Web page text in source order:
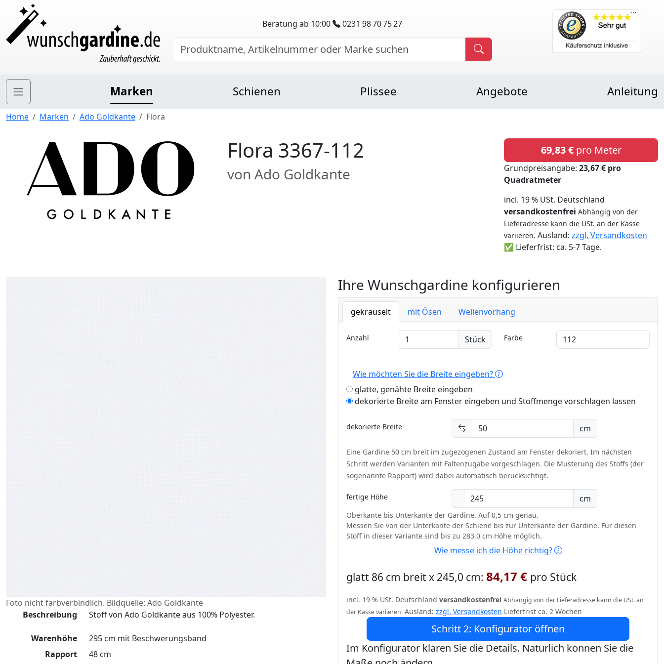
Beratung ab 10:00 0231 98 70 75 27
Marken Schienen Plissee Angebote Anleitung
Home Marken Ado Goldkante Flora
Flora 3367-112
von Ado Goldkante
69,83 €pro Meter
Grundpreisangabe: 23,67 € pro
Quadratmeter
incl. 19 % USt. Deutschland
versandkostenfrei Abhängig von der
Lieferadresse kann die USt. an der Kasse
variieren. Ausland: zzgl. Versandkosten
✅ Lieferfrist: ca. 5-7 Tage.
Foto nicht farbverbindlich. Bildquelle: Ado Goldkante
Beschreibung
Stoff von Ado Goldkante aus 100% Polyester.
Warenhöhe
295 cm mit Beschwerungsband
Rapport
48 cm
Ihre Wunschgardine konfigurieren
gekräuselt mit Ösen Wellenvorhang
Anzahl Stück Farbe
Wie möchten Sie die Breite eingeben?
glatte, genähte Breite eingeben
dekorierte Breite am Fenster eingeben und Stoffmenge vorschlagen lassen
dekorierte Breite cm
Eine Gardine 50 cm breit im zugezogenen Zustand am Fenster dekoriert. Im nächsten
Schritt werden Varianten mit Faltenzugabe vorgeschlagen. Die Musterung des Stoffs (der
sogenannte Rapport) wird dabei automatisch berücksichtigt.
fertige Höhe cm
Oberkante bis Unterkante der Gardine. Auf 0,5 cm genau.
Messen Sie von der Unterkante der Schiene bis zur Unterkante der Gardine. Für diesen
Stoff in dieser Variante sind bis zu 283,0 cm Höhe möglich.
Wie messe ich die Höhe richtig?
glatt 86 cm breit x 245,0 cm: 84,17 € pro Stück
incl. 19 % USt. Deutschland versandkostenfrei Abhängig von der Lieferadresse kann die USt. an
der Kasse variieren. Ausland: zzgl. Versandkosten Lieferfrist ca. 2 Wochen
Schritt 2: Konfigurator öffnen
Im Konfigurator klären Sie die Details. Natürlich können Sie die